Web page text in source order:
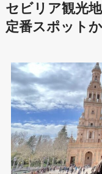
セビリア観光
定番スポット